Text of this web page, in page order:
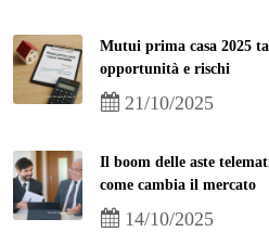
Mutui prima casa 2025
opportunità e rischi
21/10/2025
Il boom delle aste
come cambia il mercato
14/10/2025